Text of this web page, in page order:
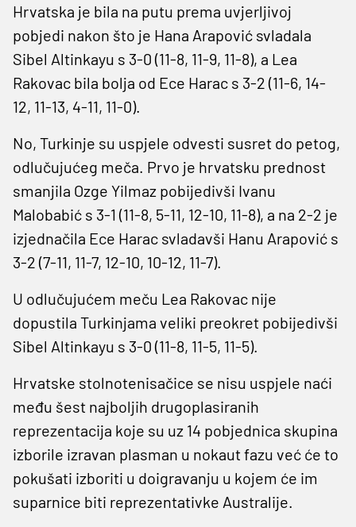
Hrvatska je bila na putu prema uvjerljivoj
pobjedi nakon što je Hana Arapović svladala
Sibel Altinkayu s 3-0 (11-8, 11-9, 11-8), a Lea
Rakovac bila bolja od Ece Harac s 3-2 (11-6, 14-
12, 11-13, 4-11, 11-0).
No, Turkinje su uspjele odvesti susret do petog,
odlučujućeg meča. Prvo je hrvatsku prednost
smanjila Ozge Yilmaz pobijedivši Ivanu
Malobabić s 3-1 (11-8, 5-11, 12-10, 11-8), a na 2-2 je
izjednačila Ece Harac svladavši Hanu Arapović s
3-2 (7-11, 11-7, 12-10, 10-12, 11-7).
U odlučujućem meču Lea Rakovac nije
dopustila Turkinjama veliki preokret pobijedivši
Sibel Altinkayu s 3-0 (11-8, 11-5, 11-5).
Hrvatske stolnotenisačice se nisu uspjele naći
među šest najboljih drugoplasiranih
reprezentacija koje su uz 14 pobjednica skupina
izborile izravan plasman u nokaut fazu već će to
pokušati izboriti u doigravanju u kojem će im
suparnice biti reprezentativke Australije.